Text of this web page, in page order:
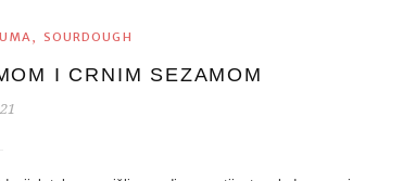
, SOURDOUGH
I CRNIM SEZAMOM